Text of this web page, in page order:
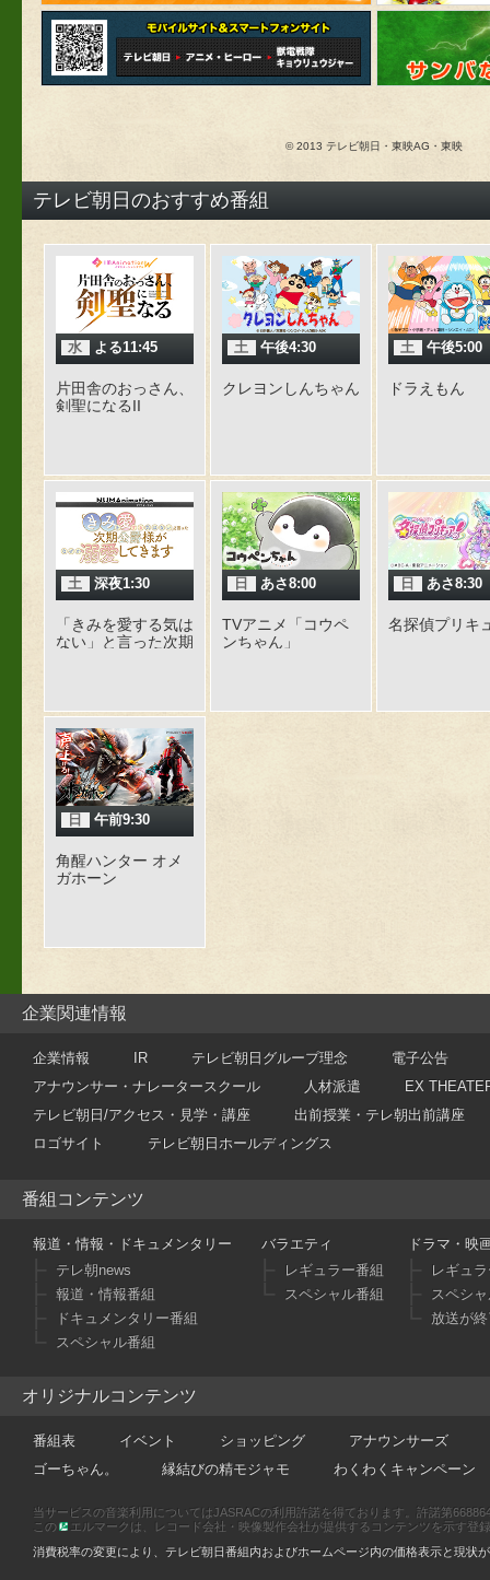
© 2013 テレビ朝日・東映AG・東映
テレビ朝日のおすすめ番組
水 よる11:45
片田舎のおっさん、
剣聖になるII
土 午後4:30
クレヨンしんちゃん
土 午後5:00
ドラえもん
土 深夜1:30
「きみを愛する気は
ない」と言った次期
日 あさ8:00
TVアニメ「コウペ
ンちゃん」
日 あさ8:30
名探偵プリキ
日 午前9:30
角醒ハンター オメ
ガホーン
企業関連情報
企業情報 IR テレビ朝日グループ理念
電子公告
アナウンサー・ナレータースクール
人材派遣
EX
テレビ朝日/アクセス・見学・講座
出前授業・テレ朝出前講座
ロゴサイト
テレビ朝日ホールディングス
番組コンテンツ
報道・情報・ドキュメンタリー
テレ朝news
報道・情報番組
ドキュメンタリー番組
スペシャル番組
バラエティ
レギュラー番組
スペシャル番組
ドラマ・映
レギュ
スペシ
放送が
オリジナルコンテンツ
番組表 イベント ショッピング
アナウンサーズ
ゴーちゃん。
縁結びの精モジャモ わくわくキャンペーン
当サービスの音楽利用についてはJASRACの利用許諾を得ております。許諾第
この
エルマークは、レコード会社・映像製作会社が提供するコンテンツを示す登
消費税率の変更により、テレビ朝日番組内およびホームページ内の価格表示と現状